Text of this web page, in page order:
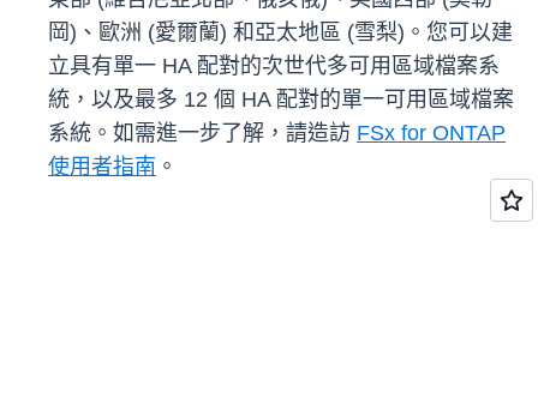
岡)、歐洲 (愛爾蘭) 和亞太地區 (雪梨)。您可以建
立具有單一 HA 配對的次世代多可用區域檔案系
統，以及最多 12 個 HA 配對的單一可用區域檔案
系統。如需進一步了解，請造訪 FSx for ONTAP
使用者指南 。